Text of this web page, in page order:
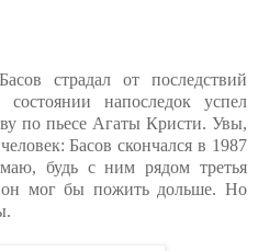
страдал от последствий
напоследок успел
по пьесе Агаты Кристи. Увы,
Басов скончался в 1987
будь с ним рядом третья
он мог бы пожить дольше. Но